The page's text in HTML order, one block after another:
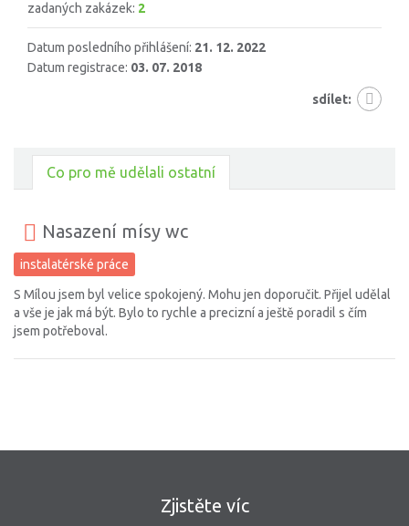
zadaných zakázek: 2
Datum posledního přihlášení: 21. 12. 2022
Datum registrace: 03. 07. 2018
sdílet:
Co pro mě udělali ostatní
Nasazení mísy wc
instalatérské práce
S Mílou jsem byl velice spokojený. Mohu jen doporučit. Přijel udělal
a vše je jak má být. Bylo to rychle a precizní a ještě poradil s čím
jsem potřeboval.
Zjistěte víc